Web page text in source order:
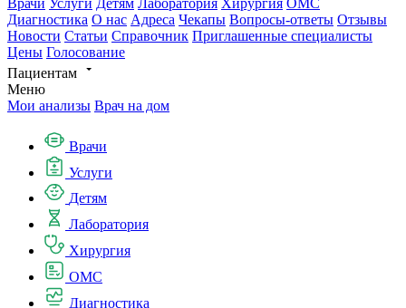
Врачи Услуги Детям Лаборатория Хирургия ОМС
Диагностика О нас Адреса Чекапы Вопросы-ответы Отзывы
Новости Статьи Справочник Приглашенные специалисты
Цены Голосование
Пациентам
Меню
Мои анализы Врач на дом
Врачи
Услуги
Детям
Лаборатория
Хирургия
ОМС
Диагностика